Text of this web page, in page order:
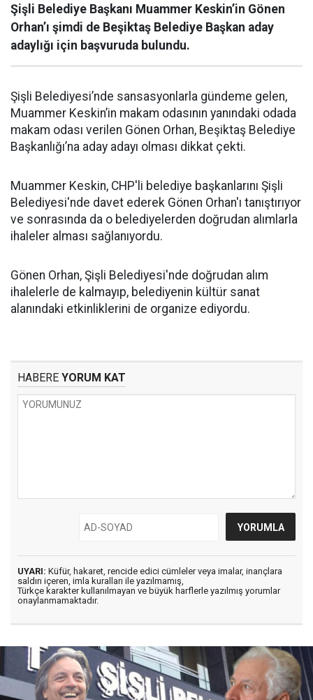
Şişli Belediye Başkanı Muammer Keskin’in Gönen
Orhan’ı şimdi de Beşiktaş Belediye Başkan aday
adaylığı için başvuruda bulundu.
Şişli Belediyesi’nde sansasyonlarla gündeme gelen,
Muammer Keskin’in makam odasının yanındaki odada
makam odası verilen Gönen Orhan, Beşiktaş Belediye
Başkanlığı’na aday adayı olması dikkat çekti.
Muammer Keskin, CHP'li belediye başkanlarını Şişli
Belediyesi'nde davet ederek Gönen Orhan'ı tanıştırıyor
ve sonrasında da o belediyelerden doğrudan alımlarla
ihaleler alması sağlanıyordu.
Gönen Orhan, Şişli Belediyesi'nde doğrudan alım
ihalelerle de kalmayıp, belediyenin kültür sanat
alanındaki etkinliklerini de organize ediyordu.
HABERE YORUM KAT
UYARI: Küfür, hakaret, rencide edici cümleler veya imalar, inançlara
saldırı içeren, imla kuralları ile yazılmamış,
Türkçe karakter kullanılmayan ve büyük harflerle yazılmış yorumlar
onaylanmamaktadır.